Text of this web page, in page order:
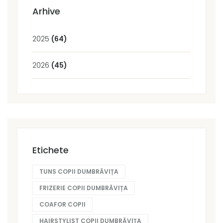
Arhive
2025 (64)
2026 (45)
Etichete
TUNS COPII DUMBRĂVIȚA
FRIZERIE COPII DUMBRĂVIȚA
COAFOR COPII
HAIRSTYLIST COPII DUMBRĂVIȚA